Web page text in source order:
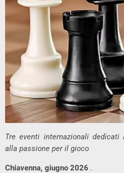
Tre eventi internazionali
alla passione per il gioco
Chiavenna, giugno 2026 .